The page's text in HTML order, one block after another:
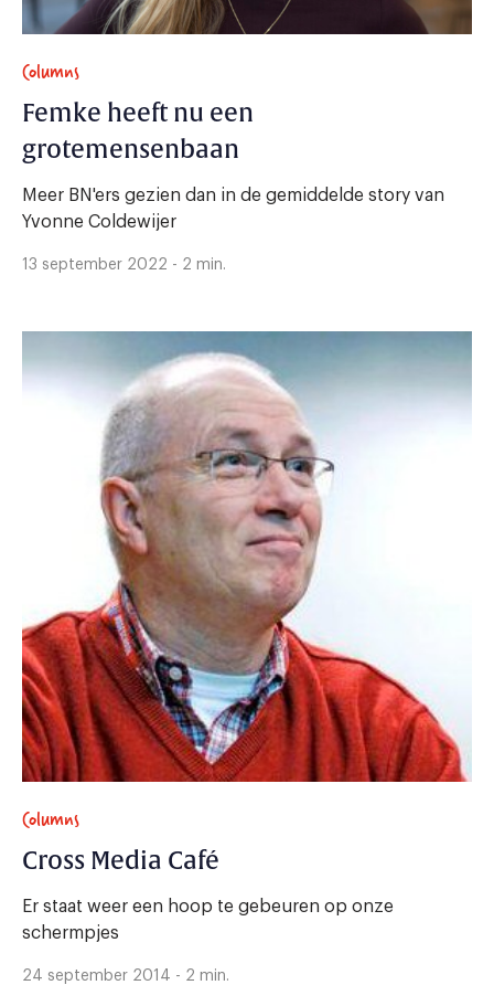
Columns
Femke heeft nu een
grotemensenbaan
Meer BN'ers gezien dan in de gemiddelde story van
Yvonne Coldewijer
13 september 2022 - 2 min.
Columns
Cross Media Café
Er staat weer een hoop te gebeuren op onze
schermpjes
24 september 2014 - 2 min.